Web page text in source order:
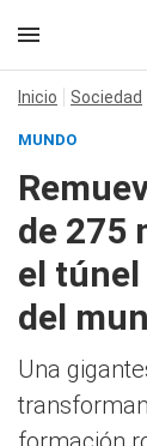
Inicio Sociedad
MUNDO
de 275
el
del
Una